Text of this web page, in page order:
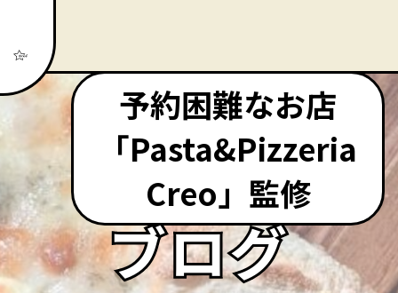
予約困難なお店
「Pasta&Pizzeria
Creo」監修
ブログ
ブログ